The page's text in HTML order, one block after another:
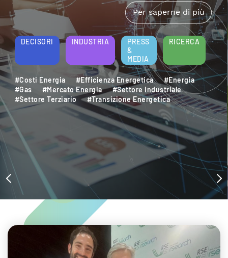
Disponibile online la nuova monografia RSE che
approfondisce i temi della riqualificazione
energetica e della sostenibilità aziendale.
Per saperne di più
DECISORI INDUSTRIA
PRESS
&
MEDIA
RICERCA
#Decarbonizzazione
#Efficienza Energetica
#Settore Industriale
#Settore Terziario
#Sostenibilità Ambientale
#Sviluppo Sostenibile
#Transizione Energetica